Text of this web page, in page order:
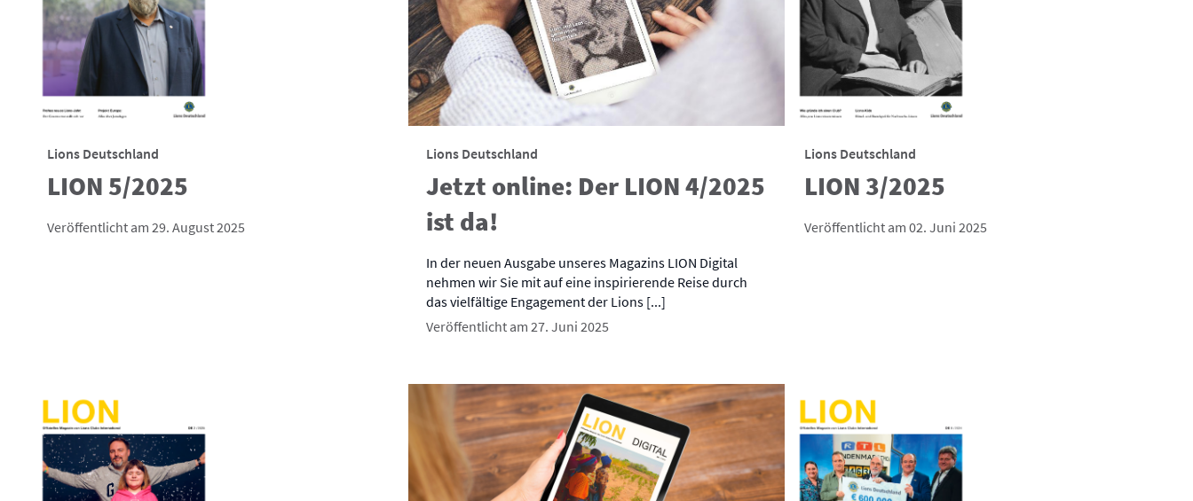
Lions Deutschland
LION 5/2025
Veröffentlicht am 29. August 2025
Lions Deutschland
Jetzt online: Der LION 4/2025
ist da!
In der neuen Ausgabe unseres Magazins LION Digital
nehmen wir Sie mit auf eine inspirierende Reise durch
das vielfältige Engagement der Lions [...]
Veröffentlicht am 27. Juni 2025
Lions Deutschland
LION 3/2025
Veröffentlicht am 02. Juni 2025